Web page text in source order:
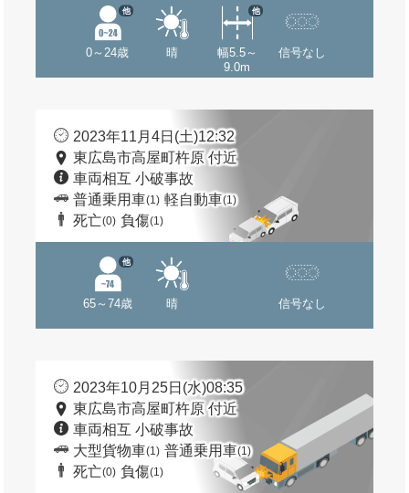
0～24歳
他
晴
幅5.5～
9.0m
他
信号なし
2023年11月4日(土)12:32
東広島市高屋町杵原 付近
車両相互 小破事故
普通乗用車(1) 軽自動車(1)
死亡(0) 負傷(1)
65～74歳
他
晴 信号なし
2023年10月25日(水)08:35
東広島市高屋町杵原 付近
車両相互 小破事故
大型貨物車(1) 普通乗用車(1)
死亡(0) 負傷(1)